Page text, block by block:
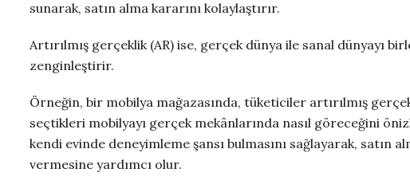
sunarak, satın alma kararını kolaylaştırır.
Artırılmış gerçeklik (AR) ise, gerçek dünya ile sanal dünyayı
zenginleştirir.
Örneğin, bir mobilya mağazasında, tüketiciler artırılmış
seçtikleri mobilyayı gerçek mekânlarında nasıl göreceğini
kendi evinde deneyimleme şansı bulmasını sağlayarak, satın
vermesine yardımcı olur.